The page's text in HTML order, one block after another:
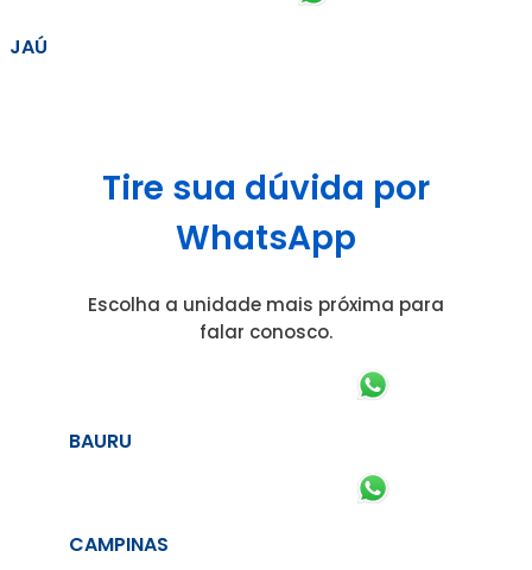
JAÚ
Tire sua dúvida por
WhatsApp
Escolha a unidade mais próxima para
falar conosco.
BAURU
CAMPINAS